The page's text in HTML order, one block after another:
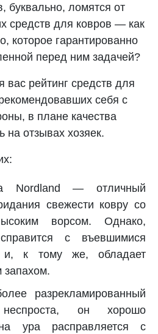
буквально, ломятся от
средств для ковров — как
которое гарантированно
перед ним задачей?
рейтинг средств для
себя с
в плане качества
на отзывах хозяек.
Nordland — отличный
свежести ковру со
ворсом. Однако,
с въевшимися
и, к тому же, обладает
запахом.
разрекламированный
он хорошо
ура расправляется с